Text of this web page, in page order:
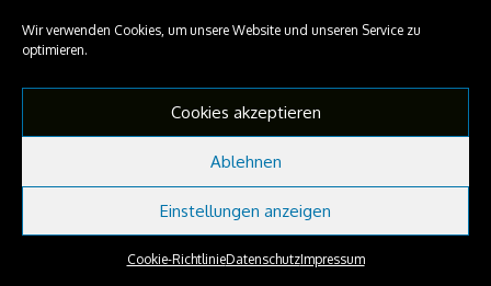
Wir verwenden Cookies, um unsere Website und unseren Service zu
optimieren.
Cookies akzeptieren
Ablehnen
Einstellungen anzeigen
Cookie-RichtlinieDatenschutzImpressum
Nachrichtenmagazin X